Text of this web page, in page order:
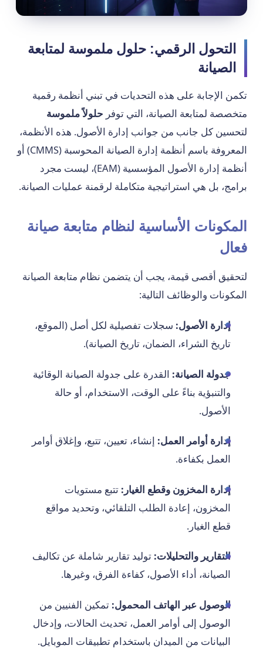
التحول الرقمي: حلول ملموسة لمتابعة
الصيانة
تكمن الإجابة على هذه التحديات في تبني أنظمة رقمية
متخصصة لمتابعة الصيانة، التي توفر حلولاً ملموسة
لتحسين كل جانب من جوانب إدارة الأصول. هذه الأنظمة،
المعروفة باسم أنظمة إدارة الصيانة المحوسبة (CMMS) أو
أنظمة إدارة الأصول المؤسسية (EAM)، ليست مجرد
برامج، بل هي استراتيجية متكاملة لرقمنة عمليات الصيانة.
المكونات الأساسية لنظام متابعة صيانة
فعال
لتحقيق أقصى قيمة، يجب أن يتضمن نظام متابعة الصيانة
المكونات والوظائف التالية:
إدارة الأصول: سجلات تفصيلية لكل أصل (الموقع،
تاريخ الشراء، الضمان، تاريخ الصيانة).
جدولة الصيانة: القدرة على جدولة الصيانة الوقائية
والتنبؤية بناءً على الوقت، الاستخدام، أو حالة
الأصول.
إدارة أوامر العمل: إنشاء، تعيين، تتبع، وإغلاق أوامر
العمل بكفاءة.
إدارة المخزون وقطع الغيار: تتبع مستويات
المخزون، إعادة الطلب التلقائي، وتحديد مواقع
قطع الغيار.
التقارير والتحليلات: توليد تقارير شاملة عن تكاليف
الصيانة، أداء الأصول، كفاءة الفرق، وغيرها.
الوصول عبر الهاتف المحمول: تمكين الفنيين من
الوصول إلى أوامر العمل، تحديث الحالات، وإدخال
البيانات من الميدان باستخدام تطبيقات الموبايل.